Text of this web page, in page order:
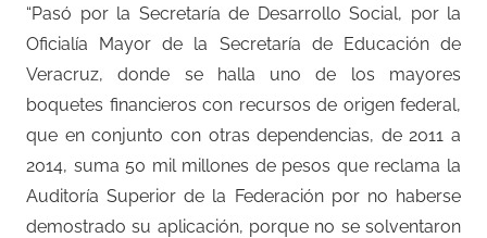
“Pasó por la Secretaría de Desarrollo Social, por la
Oficialía Mayor de la Secretaría de Educación de
Veracruz, donde se halla uno de los mayores
boquetes financieros con recursos de origen federal,
que en conjunto con otras dependencias, de 2011 a
2014, suma 50 mil millones de pesos que reclama la
Auditoría Superior de la Federación por no haberse
demostrado su aplicación, porque no se solventaron